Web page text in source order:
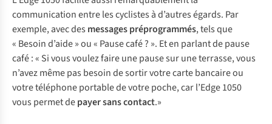
communication entre les cyclistes à d’autres égards. Par
exemple, avec des messages préprogrammés, tels que
« Besoin d’aide » ou « Pause café ? ». Et en parlant de pause
café : « Si vous voulez faire une pause sur une terrasse, vous
n’avez même pas besoin de sortir votre carte bancaire ou
votre téléphone portable de votre poche, car l’Edge 1050
vous permet depayer sans contact.»